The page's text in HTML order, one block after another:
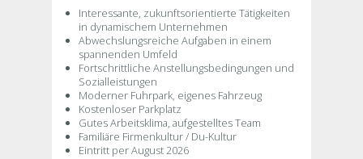
Interessante, zukunftsorientierte Tätigkeiten
in dynamischem Unternehmen
Abwechslungsreiche Aufgaben in einem
spannenden Umfeld
Fortschrittliche Anstellungsbedingungen und
Sozialleistungen
Moderner Fuhrpark, eigenes Fahrzeug
Kostenloser Parkplatz
Gutes Arbeitsklima, aufgestelltes Team
Familiäre Firmenkultur / Du-Kultur
Eintritt per August 2026